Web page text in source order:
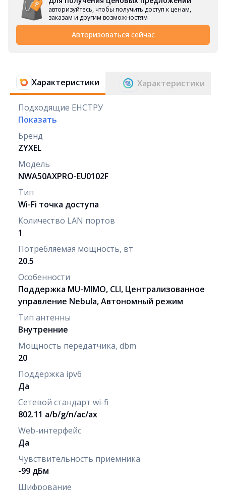
авторизуйтесь, чтобы получить доступ к ценам,
заказам и другим возможностям
Авторизоваться сейчас
Характеристики Характеристики
Подходящие ЕНСТРУ
Показать
Бренд
ZYXEL
Модель
NWA50AXPRO-EU0102F
Тип
Wi-Fi точка доступа
Количество LAN портов
1
Потребляемая мощность, вт
20.5
Особенности
Поддержка MU-MIMO, CLI, Централизованное
управление Nebula, Автономный режим
Тип антенны
Внутренние
Мощность передатчика, dbm
20
Поддержка ipv6
Да
Сетевой стандарт wi-fi
802.11 a/b/g/n/ac/ax
Web-интерфейс
Да
Чувствительность приемника
-99 дБм
Шифрование